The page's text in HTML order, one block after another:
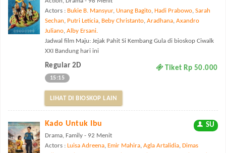
Actors : Bukie B. Mansyur, Unang Bagito, Hadi Prabowo, Sarah
Sechan, Putri Leticia, Beby Christanto, Aradhana, Axandro
Juliano, Alby Ersani.
Jadwal film Maju: Jejak Pahit Si Kembang Gula di bioskop Ciwalk
XXI Bandung hari ini
Regular 2D Tiket Rp 50.000
15:15
LIHAT DI BIOSKOP LAIN
Kado Untuk Ibu SU
Drama, Family - 92 Menit
Actors : Luisa Adreena, Emir Mahira, Agla Artalidia, Dimas